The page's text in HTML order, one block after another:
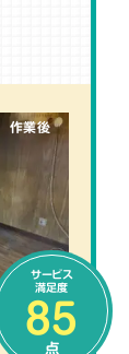
作業後
サービス
満足度
85
点